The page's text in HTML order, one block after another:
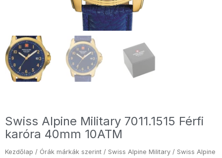
Swiss Alpine Military 7011.1515 Férfi
karóra 40mm 10ATM
Kezdőlap / Órák márkák szerint / Swiss Alpine Military / Swiss Alpine